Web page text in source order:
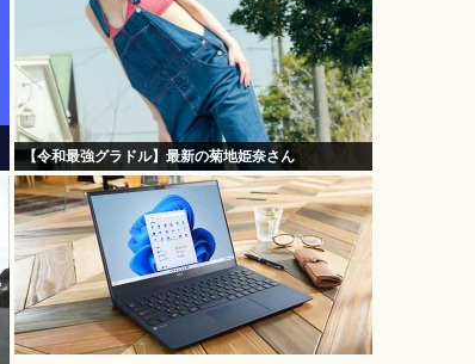
【令和最強グラドル】最新の菊地姫奈さん